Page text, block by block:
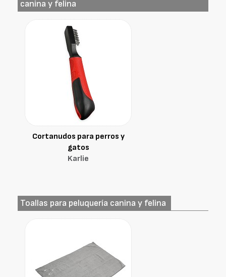
canina y felina
Cortanudos para perros y
gatos
Karlie
Toallas para peluquería canina y felina